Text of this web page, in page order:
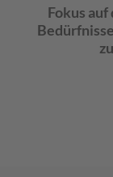
Fokus